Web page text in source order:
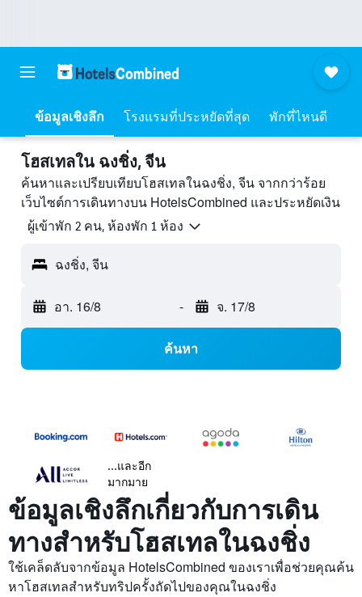
ข้อมูลเชิงลึก โรงแรมที่ประหยัดที่สุด พักที่ไหนดี
โฮสเทลใน ฉงชิ่ง, จีน
ค้นหาและเปรียบเทียบโฮสเทลในฉงชิ่ง, จีน จากกว่าร้อย
เว็บไซต์การเดินทางบน HotelsCombined และประหยัดเงิน
ผู้เข้าพัก 2 คน, ห้องพัก 1 ห้อง
ฉงชิ่ง, จีน
อา. 16/8 - จ. 17/8
ค้นหา
...และอีก
มากมาย
ข้อมูลเชิงลึกเกี่ยวกับการเดิน
ทางสำหรับโฮสเทลในฉงชิ่ง
ใช้เคล็ดลับจากข้อมูล HotelsCombined ของเราเพื่อช่วยคุณค้น
หาโฮสเทลสำหรับทริปครั้งถัดไปของคุณในฉงชิ่ง